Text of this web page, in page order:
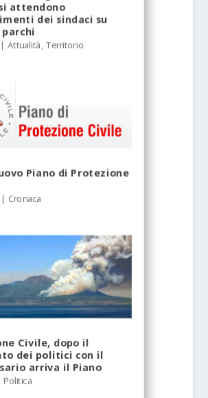
attendono
dei sindaci su
parchi
|Attualità,Territorio
Piano di Protezione
| Cronaca
Civile, dopo il
dei politici con il
arriva il Piano
Politica